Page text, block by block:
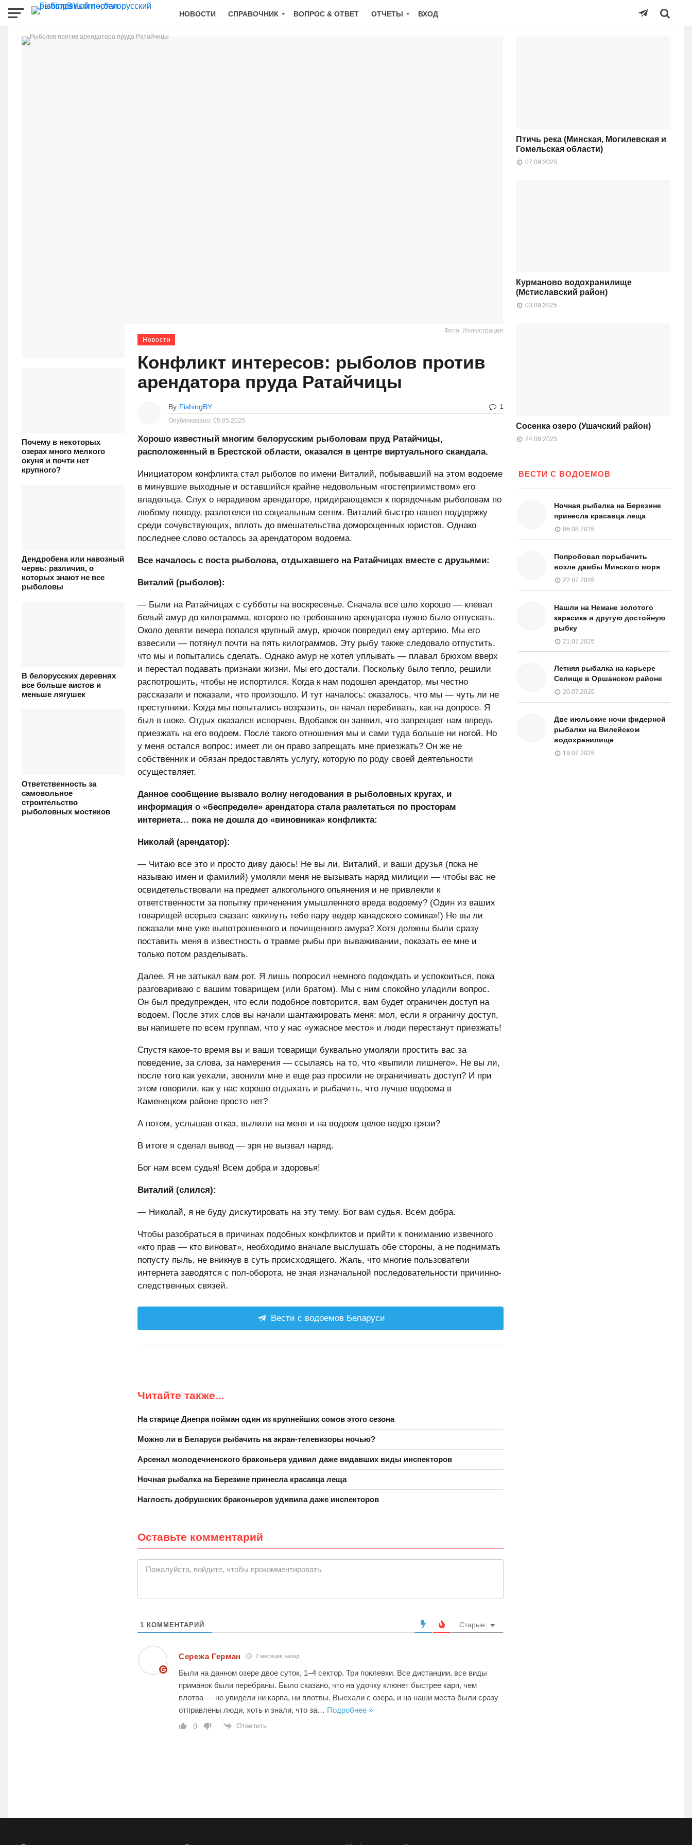
НОВОСТИ СПРАВОЧНИК ВОПРОС & ОТВЕТ ОТЧЕТЫ ВХОД
Фото: Иллюстрация
Почему в некоторых
озерах много мелкого
окуня и почти нет
крупного?
Дендробена или навозный
червь: различия, о
которых знают не все
рыболовы
В белорусских деревнях
все больше аистов и
меньше лягушек
Ответственность за
самовольное
строительство
рыболовных мостиков
Новости
Конфликт интересов: рыболов против
арендатора пруда Ратайчицы
By FishingBY
1
Опубликовано: 05.05.2025
Хорошо известный многим белорусским рыболовам пруд Ратайчицы,
расположенный в Брестской области, оказался в центре виртуального скандала.
Инициатором конфликта стал рыболов по имени Виталий, побывавший на этом водоеме
в минувшие выходные и оставшийся крайне недовольным «гостеприимством» его
владельца. Слух о нерадивом арендаторе, придирающемся к порядочным рыболовам по
любому поводу, разлетелся по социальным сетям. Виталий быстро нашел поддержку
среди сочувствующих, вплоть до вмешательства доморощенных юристов. Однако
последнее слово осталось за арендатором водоема.
Все началось с поста рыболова, отдыхавшего на Ратайчицах вместе с друзьями:
Виталий (рыболов):
— Были на Ратайчицах с субботы на воскресенье. Сначала все шло хорошо — клевал
белый амур до килограмма, которого по требованию арендатора нужно было отпускать.
Около девяти вечера попался крупный амур, крючок повредил ему артерию. Мы его
взвесили — потянул почти на пять килограммов. Эту рыбу также следовало отпустить,
что мы и попытались сделать. Однако амур не хотел уплывать — плавал брюхом вверх
и перестал подавать признаки жизни. Мы его достали. Поскольку было тепло, решили
распотрошить, чтобы не испортился. Когда к нам подошел арендатор, мы честно
рассказали и показали, что произошло. И тут началось: оказалось, что мы — чуть ли не
преступники. Когда мы попытались возразить, он начал перебивать, как на допросе. Я
был в шоке. Отдых оказался испорчен. Вдобавок он заявил, что запрещает нам впредь
приезжать на его водоем. После такого отношения мы и сами туда больше ни ногой. Но
у меня остался вопрос: имеет ли он право запрещать мне приезжать? Он же не
собственник и обязан предоставлять услугу, которую по роду своей деятельности
осуществляет.
Данное сообщение вызвало волну негодования в рыболовных кругах, и
информация о «беспределе» арендатора стала разлетаться по просторам
интернета… пока не дошла до «виновника» конфликта:
Николай (арендатор):
— Читаю все это и просто диву даюсь! Не вы ли, Виталий, и ваши друзья (пока не
называю имен и фамилий) умоляли меня не вызывать наряд милиции — чтобы вас не
освидетельствовали на предмет алкогольного опьянения и не привлекли к
ответственности за попытку приченения умышленного вреда водоему? (Один из ваших
товарищей всерьез сказал: «вкинуть тебе пару ведер канадского сомика»!) Не вы ли
показали мне уже выпотрошенного и почищенного амура? Хотя должны были сразу
поставить меня в известность о травме рыбы при вываживании, показать ее мне и
только потом разделывать.
Далее. Я не затыкал вам рот. Я лишь попросил немного подождать и успокоиться, пока
разговариваю с вашим товарищем (или братом). Мы с ним спокойно уладили вопрос.
Он был предупрежден, что если подобное повторится, вам будет ограничен доступ на
водоем. После этих слов вы начали шантажировать меня: мол, если я ограничу доступ,
вы напишете по всем группам, что у нас «ужасное место» и люди перестанут приезжать!
Спустя какое-то время вы и ваши товарищи буквально умоляли простить вас за
поведение, за слова, за намерения — ссылаясь на то, что «выпили лишнего». Не вы ли,
после того как уехали, звонили мне и еще раз просили не ограничивать доступ? И при
этом говорили, как у нас хорошо отдыхать и рыбачить, что лучше водоема в
Каменецком районе просто нет?
А потом, услышав отказ, вылили на меня и на водоем целое ведро грязи?
В итоге я сделал вывод — зря не вызвал наряд.
Бог нам всем судья! Всем добра и здоровья!
Виталий (слился):
— Николай, я не буду дискутировать на эту тему. Бог вам судья. Всем добра.
Чтобы разобраться в причинах подобных конфликтов и прийти к пониманию извечного
«кто прав — кто виноват», необходимо вначале выслушать обе стороны, а не поднимать
попусту пыль, не вникнув в суть происходящего. Жаль, что многие пользователи
интернета заводятся с пол-оборота, не зная изначальной последовательности причинно-
следственных связей.
Вести с водоемов Беларуси
Читайте также...
На старице Днепра пойман один из крупнейших сомов этого сезона
Можно ли в Беларуси рыбачить на экран-телевизоры ночью?
Арсенал молодечненского браконьера удивил даже видавших виды инспекторов
Ночная рыбалка на Березине принесла красавца леща
Наглость добрушских браконьеров удивила даже инспекторов
Оставьте комментарий
Пожалуйста, войдите, чтобы прокомментировать
1 КОММЕНТАРИЙ Старые
Сережа Герман 2 месяцев назад
Были на данном озере двое суток, 1–4 сектор. Три поклевки. Все дистанции, все виды
приманок были перебраны. Было сказано, что на удочку клюнет быстрее карп, чем
плотва — не увидели ни карпа, ни плотвы. Выехали с озера, и на наши места были сразу
отправлены люди, хоть и знали, что за… Подробнее »
0 Ответить
Птичь река (Минская, Могилевская и
Гомельская области)
07.09.2025
Курманово водохранилище
(Мстиславский район)
03.09.2025
Сосенка озеро (Ушачский район)
24.08.2025
ВЕСТИ С ВОДОЕМОВ
Ночная рыбалка на Березине
принесла красавца леща
06.08.2026
Попробовал порыбачить
возле дамбы Минского моря
22.07.2026
Нашли на Немане золотого
карасика и другую достойную
рыбку
21.07.2026
Летняя рыбалка на карьере
Селище в Оршанском районе
20.07.2026
Две июльские ночи фидерной
рыбалки на Вилейском
водохранилище
19.07.2026